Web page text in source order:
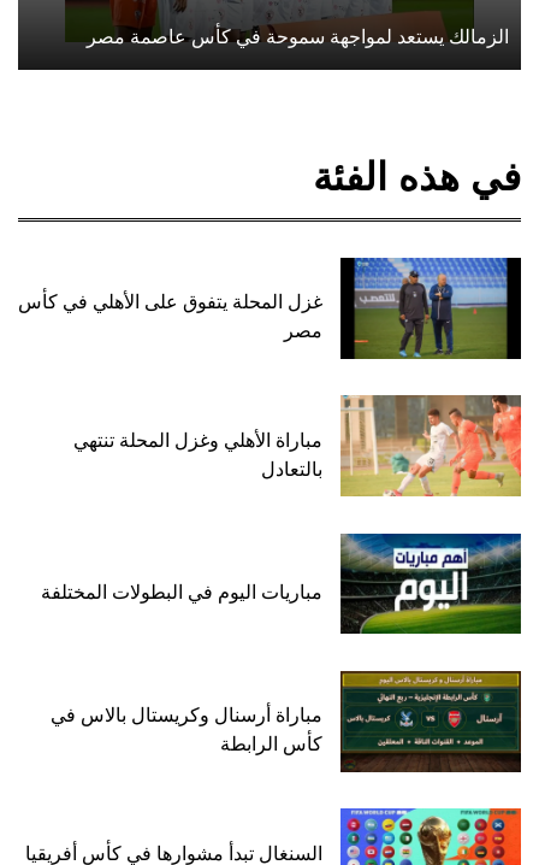
الزمالك يستعد لمواجهة سموحة في كأس عاصمة مصر
في هذه الفئة
غزل المحلة يتفوق على الأهلي في كأس
مصر
مباراة الأهلي وغزل المحلة تنتهي
بالتعادل
مباريات اليوم في البطولات المختلفة
مباراة أرسنال وكريستال بالاس في
كأس الرابطة
السنغال تبدأ مشوارها في كأس أفريقيا